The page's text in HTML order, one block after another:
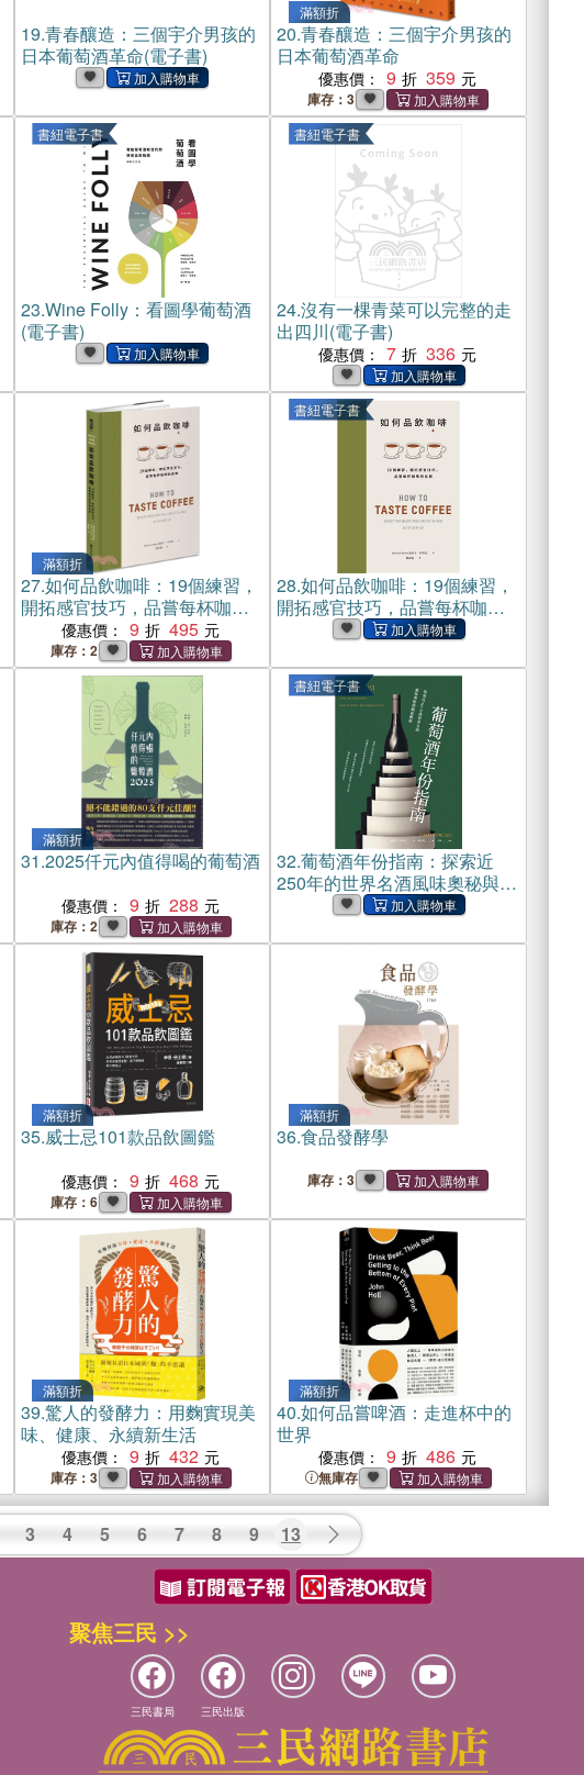
19.青春釀造：三個宇介男孩的
日本葡萄酒革命(電子書)
滿額折
20.青春釀造：三個宇介男孩的
日本葡萄酒革命
優惠價： 9 359
庫存：3
書紐電子書
23.Wine Folly：看圖學葡萄酒
(電子書)
書紐電子書
24.沒有一棵青菜可以完整的走
出四川(電子書)
優惠價： 7 336
滿額折
27.如何品飲咖啡：19個練習，
開拓感官技巧，品嘗每杯咖啡
的全貌優惠價： 9 495
庫存：2
書紐電子書
28.如何品飲咖啡：19個練習，
開拓感官技巧，品嘗每杯咖啡
的全貌(電子書)
滿額折
31.2025仟元內值得喝的葡萄酒
優惠價： 9 288
庫存：2
書紐電子書
32.葡萄酒年份指南：探索近
250年的世界名酒風味奧秘與崛
起軌跡(電子書)
滿額折
35.威士忌101款品飲圖鑑
優惠價： 9 468
庫存：6
滿額折
36.食品發酵學
庫存：3
滿額折
39.驚人的發酵力：用麴實現美
味、健康、永續新生活
優惠價： 9 432
庫存：3
滿額折
40.如何品嘗啤酒：走進杯中的
世界
優惠價： 9 486
無庫存
3 4 5 6 7 8 9 13
聚焦三民 >>
三民書局 三民出版